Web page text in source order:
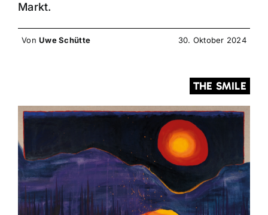
Markt.
VonUwe Schütte 30. Oktober 2024
THE SMILE